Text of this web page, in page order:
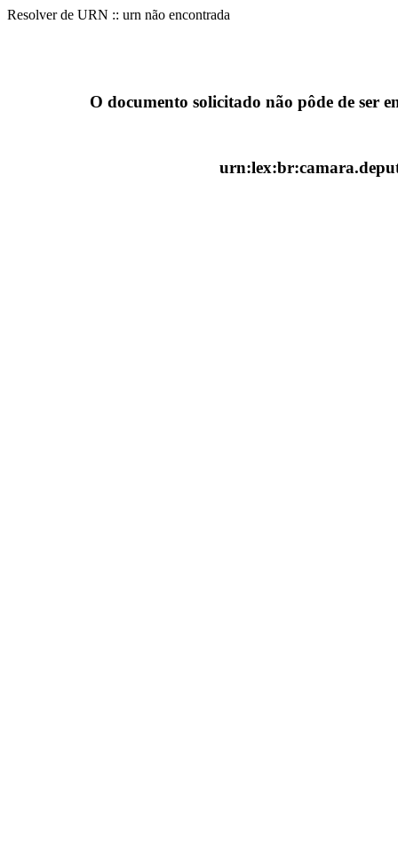
Resolver de URN :: urn não encontrada
O documento solicitado não pôde de ser